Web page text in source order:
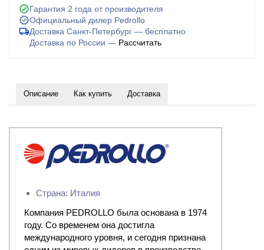
Гарантия 2 года от производителя
Официальный дилер Pedrollo
Доставка Санкт-Петербург — бесплатно
Доставка по России — Рассчитать
Описание Как купить Доставка
Страна: Италия
Компания PEDROLLO была основана в 1974
году. Со временем она достигла
международного уровня, и сегодня признана